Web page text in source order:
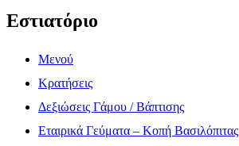
Εστιατόριο
Μενού
Κρατήσεις
Δεξιώσεις Γάμου / Βάπτισης
Εταιρικά Γεύματα – Κοπή Βασιλόπιτας